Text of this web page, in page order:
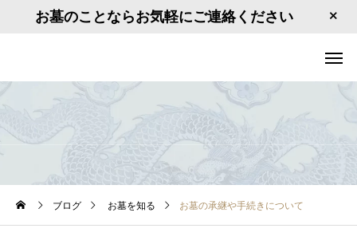
お墓のことならお気軽にご連絡ください
ブログ お墓を知る お墓の承継や手続きについて